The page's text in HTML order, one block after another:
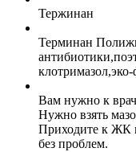
Тержинан
Терминан
Вам нужно к
Нужно взять
Приходите к ЖК
без проблем.